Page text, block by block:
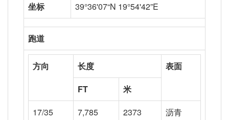
坐标 39°36'07“N 19°54'42”E
跑道
方向 长度
表面
FT
米
17/35
7,785 2373 沥青